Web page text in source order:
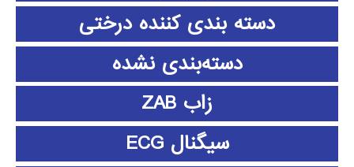
دسته بندی کننده درختی
دسته‌بندی نشده
زاب ZAB
سیگنال ECG